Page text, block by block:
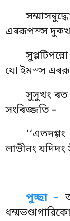
এৰরূপস্স
যো ইমস্স
সুসুখং ৰত
সংৰিজ্জতি –
লাভীনং যদিদং
পুচ্ছা –